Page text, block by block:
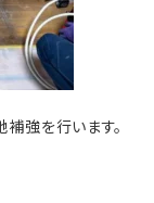
強を行います。